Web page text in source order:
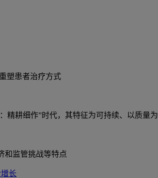
塑患者治疗方式
精耕细作”时代，其特征为可持续、以质量
和监管挑战等特点
长